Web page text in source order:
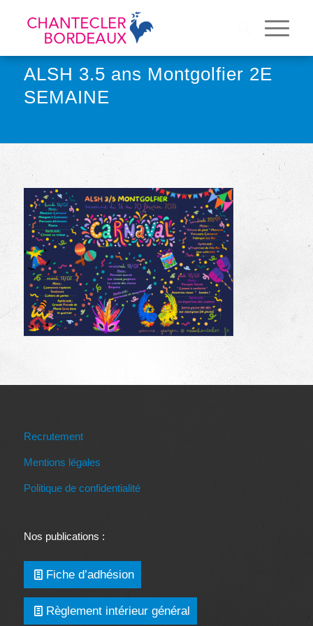
ALSH 3.5 ans Montgolfier 2E
SEMAINE
Recrutement
Mentions légales
Politique de confidentialité
Nos publications :
Fiche d’adhésion
Règlement intérieur général